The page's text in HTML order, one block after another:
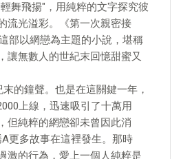
舞飛揚"，用純粹的文字探究彼
流光溢彩。《第一次親密接
部以網戀為主題的小說，堪稱
讓無數人的世紀末回憶甜蜜又
的鐘聲。也是在這關鍵一年，
上線，迅速吸引了十萬用
但純粹的網戀卻未曾因此消
A更多故事在這裡發生。那時
激的行為，愛上一個人純粹是